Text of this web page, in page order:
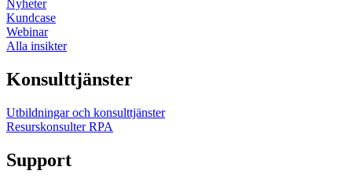
Nyheter
Kundcase
Webinar
Alla insikter
Konsulttjänster
Utbildningar och konsulttjänster
Resurskonsulter RPA
Support